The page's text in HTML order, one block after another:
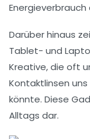
Darüber hinaus
Tablet- und
Kreative, die oft
Kontaktlinsen
könnte. Diese
Alltags dar.